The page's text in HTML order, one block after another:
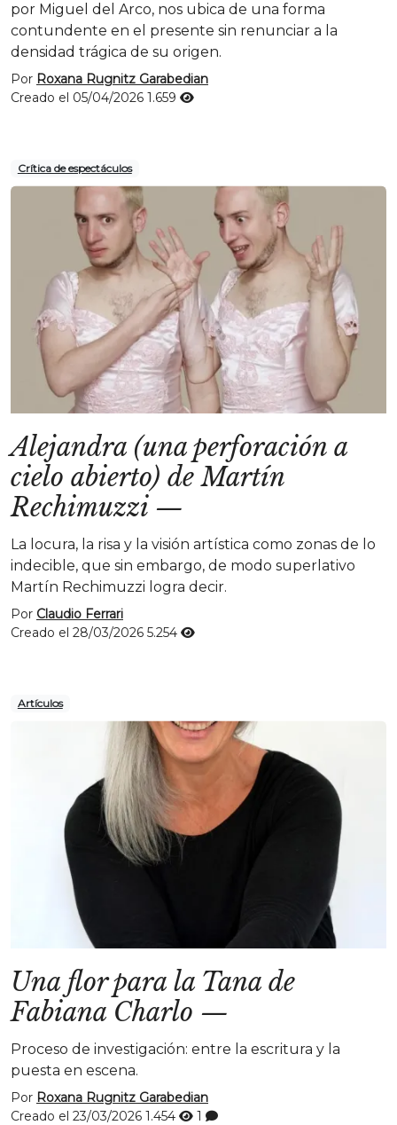
por Miguel del Arco, nos ubica de una forma
contundente en el presente sin renunciar a la
densidad trágica de su origen.
Por Roxana Rugnitz Garabedian
Creado el 05/04/2026 1.659
Crítica de espectáculos
Alejandra (una perforación a
cielo abierto) de Martín
Rechimuzzi—
La locura, la risa y la visión artística como zonas de lo
indecible, que sin embargo, de modo superlativo
Martín Rechimuzzi logra decir.
Por Claudio Ferrari
Creado el 28/03/2026 5.254
Artículos
Una flor para la Tana de
Fabiana Charlo —
Proceso de investigación: entre la escritura y la
puesta en escena.
Por Roxana Rugnitz Garabedian
Creado el 23/03/2026 1.454 1